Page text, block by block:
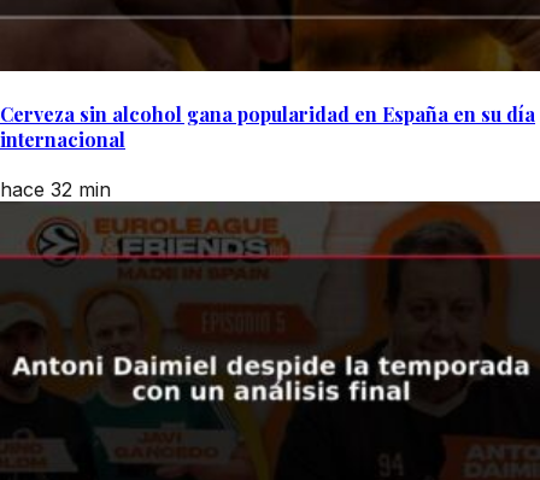
Cerveza sin alcohol gana popularidad en España en su día
internacional
hace 32 min